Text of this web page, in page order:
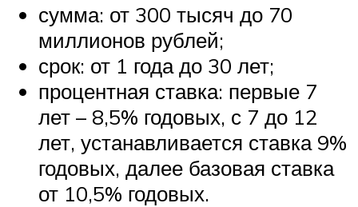
сумма: от 300 тысяч до 70
миллионов рублей;
срок: от 1 года до 30 лет;
процентная ставка: первые 7
лет – 8,5% годовых, с 7 до 12
лет, устанавливается ставка 9%
годовых, далее базовая ставка
от 10,5% годовых.